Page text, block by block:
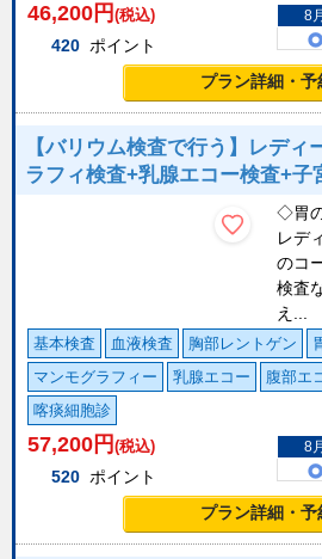
46,200 円 (税込)
420 ポイント
8月
プラン詳細・予
【バリウム検査で行う】レディ
ラフィ検査+乳腺エコー検査+子
◇胃
レデ
のコ
検査
え...
基本検査 血液検査 胸部レントゲン
マンモグラフィー
乳腺エコー 腹部エ
喀痰細胞診
57,200 円 (税込)
520 ポイント
8月
プラン詳細・予